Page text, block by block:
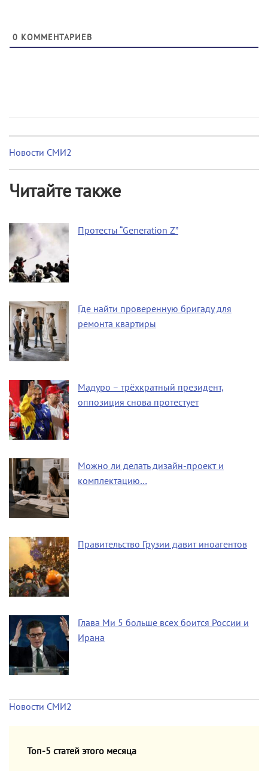
0 КОММЕНТАРИЕВ
Новости СМИ2
Читайте также
Протесты “Generation Z”
Где найти проверенную бригаду для
ремонта квартиры
Мадуро – трёхкратный президент,
оппозиция снова протестует
Можно ли делать дизайн-проект и
комплектацию…
Правительство Грузии давит иноагентов
Глава Ми 5 больше всех боится России и
Ирана
Новости СМИ2
Топ-5 статей этого месяца